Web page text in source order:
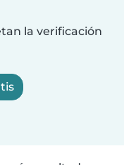
la verificación